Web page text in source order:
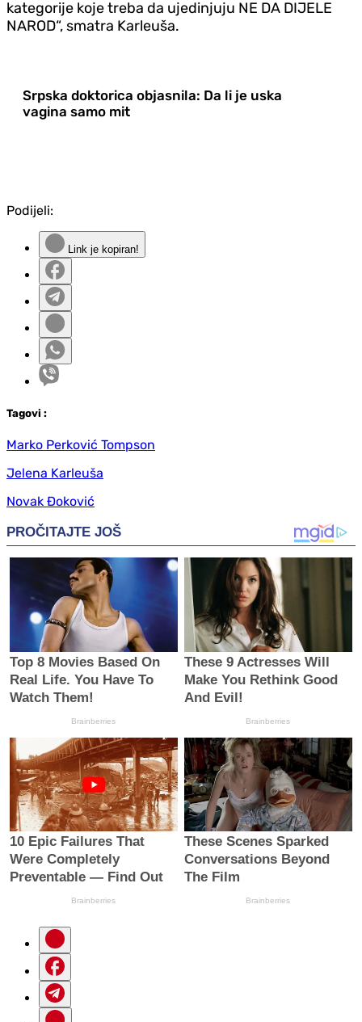
kategorije koje treba da ujedinjuju NE DA DIJELE
NAROD“, smatra Karleuša.
Srpska doktorica objasnila: Da li je uska
vagina samo mit
Podijeli:
Link je kopiran!
Tagovi :
Marko Perković Tompson
Jelena Karleuša
Novak Đoković